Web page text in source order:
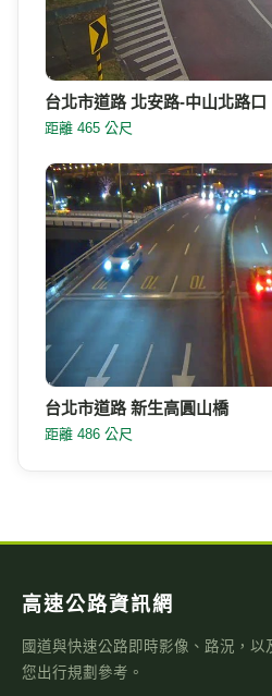
台北市道路 北安路-中山北路口
距離 465 公尺
台北市道路 新生高圓山橋
距離 486 公尺
高速公路資訊網
國道與快速公路即時影像、路況，
您出行規劃參考。